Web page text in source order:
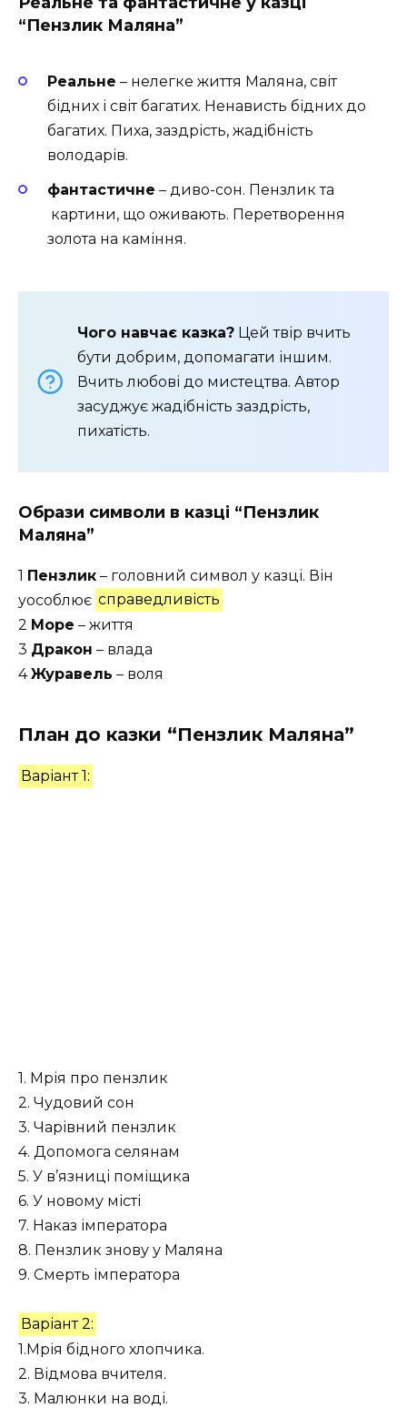
“Пензлик Маляна”
Реальне – нелегке життя Маляна, світ
бідних і світ багатих. Ненависть бідних до
багатих. Пиха, заздрість, жадібність
володарів.
фантастичне – диво-сон. Пензлик та
картини, що оживають. Перетворення
золота на каміння.
Чого навчає казка? Цей твір вчить
бути добрим, допомагати іншим.
Вчить любові до мистецтва. Автор
засуджує жадібність заздрість,
пихатість.
Образи символи в казці “Пензлик
Маляна”
1 Пензлик – головний символ у казці. Він
уособлює справедливість
2 Море – життя
3 Дракон – влада
4Журавель – воля
План до казки “Пензлик Маляна”
Варіант 1:
1. Мрія про пензлик
2. Чудовий сон
3. Чарівний пензлик
4. Допомога селянам
5. У в’язниці поміщика
6. У новому місті
7. Наказ імператора
8. Пензлик знову у Маляна
9. Смерть імператора
Варіант 2:
1.Мрія бідного хлопчика.
2. Відмова вчителя.
3. Малюнки на воді.